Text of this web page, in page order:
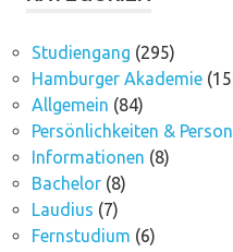
Studiengang (295)
Hamburger Akademie
Allgemein (84)
Persönlichkeiten &
Informationen (8)
Bachelor(8)
Laudius (7)
Fernstudium (6)